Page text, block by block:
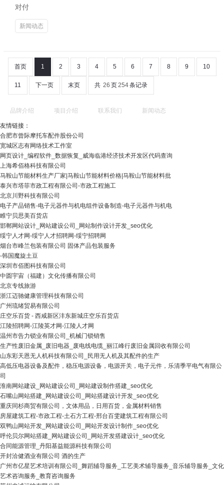
对付
新闻动态
首页 1 2 3 4 5 6 7 8 9 10
11 下一页 末页 共 26 页254条记录
品牌介绍 项目介绍 联系我们 新闻动态
友情链接：
合肥市曾际摩托车配件股份公司
宽城区志有网络技术工作室
网页设计_编程软件_数据恢复_威海临港经济技术开发区代码查询
上海希佰格科技有限公司
马鞍山节能材料生产厂家|马鞍山节能材料价格|马鞍山节能材料批
泰兴市塔菲市政工程有限公司-市政工程施工
北京川野科技有限公司
电子产品销售-电子元器件与机电组件设备制造-电子元器件与机电
睢宁贝思美百货店
邯郸网站设计_网站建设公司_网站制作设计开发_seo优化
绥宁人才网-绥宁人才招聘网-绥宁招聘网
烟台市峰兰包装有限公司 固体产品包装服务
-韩国魔旋土豆
深圳市佰图科技有限公司
中圆宇宙（福建）文化传播有限公司
北京专线旅游
浙江迈驰健康管理科技有限公司
广州琉绪贸易有限公司
庄空乐百货 - 西咸新区沣东新城庄空乐百货店
江陵招聘网-江陵英才网-江陵人才网
温州市告力锁业有限公司_机械门锁销售
生产性废旧金属_废旧电器_废电线电缆_丽江峰行废旧金属回收有限公司
山东彩天恩无人机科技有限公司_民用无人机及其配件的生产
高低压电器设备及配件，稳压电源设备，电源开关，电子元件，乐清季平电气有限公
司
淮南网站建设_网站建设公司_网站建设制作搭建_seo优化
石嘴山网站搭建_网站建设公司_网站搭建设计开发_seo优化
重庆同杉商贸有限公司，文体用品，日用百货，金属材料销售
房屋建筑工程-市政工程-土石方工程-邢台百雯建筑工程有限公司
双鸭山网站开发_网站建设公司_网站开发设计制作_seo优化
呼伦贝尔网站搭建_网站建设公司_网站开发搭建设计_seo优化
合同能源管理_丹阳基益能源科技有限公司
开封洽健酒业有限公司 酒的生产
广州市亿星艺术培训有限公司_舞蹈辅导服务_工艺美术辅导服务_音乐辅导服务_文化
艺术咨询服务_教育咨询服务